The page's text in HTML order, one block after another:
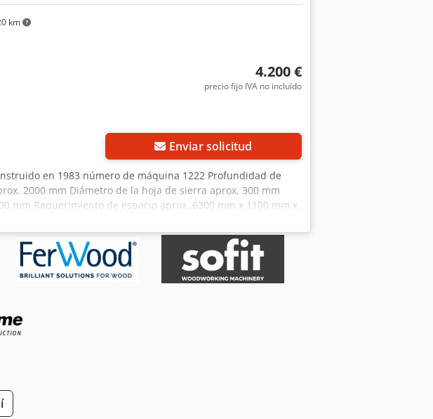
km
4.200 €
precio fijo IVA no incluído
Enviar solicitud
en 1983 número de máquina 1222 Profundidad de
2000 mm Diámetro de la hoja de sierra aprox. 300 mm
mm Requerimiento de espacio aprox. 6300 mm x 1100 mm x
3 kW Ubicación de almacenamiento 97447 Gerolzhofen,
garantía ni garantía